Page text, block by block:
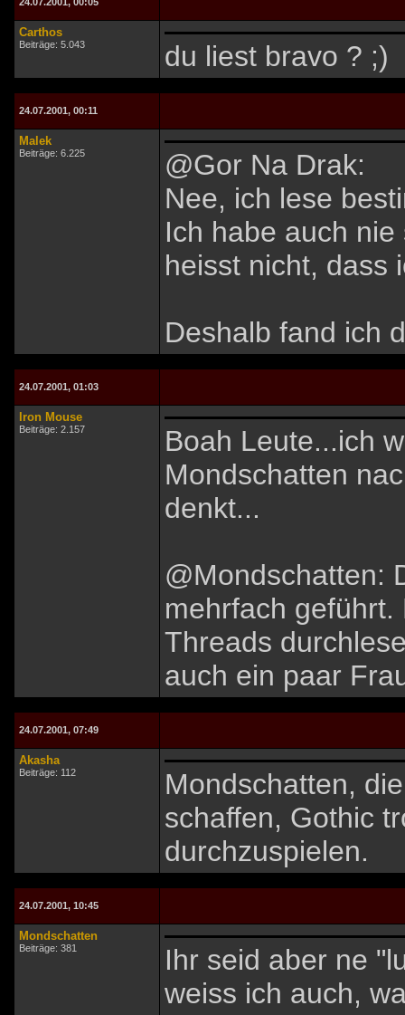
Carthos
Beiträge: 5.043 du liest bravo ? ;)
24.07.2001, 00:11
Malek
Beiträge: 6.225
@Gor Na Drak:
Nee, ich lese
Ich habe auch
heisst nicht, dass
Deshalb fand ich
24.07.2001, 01:03
Iron Mouse
Beiträge: 2.157
Boah Leute...ich
Mondschatten
denkt...
@Mondschatten:
mehrfach
Threads
auch ein paar
24.07.2001, 07:49
Akasha
Beiträge: 112
Mondschatten,
schaffen, Gothic
durchzuspielen.
24.07.2001, 10:45
Mondschatten
Beiträge: 381
Ihr seid aber ne
weiss ich auch,